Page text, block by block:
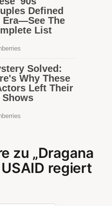
zu „Dragana
regiert